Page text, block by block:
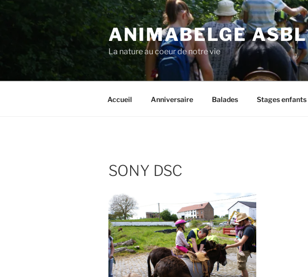
ANIMABELGE ASBL
La nature au coeur de notre vie
Accueil Anniversaire Balades Stages enfants
SONY DSC